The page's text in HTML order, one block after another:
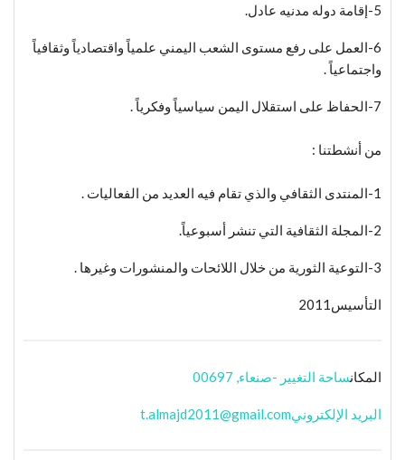
5-إقامة دوله مدنيه عادل.
6-العمل على رفع مستوى الشعب اليمني علمياً واقتصادياً وثقافياً
واجتماعياً .
7-الحفاظ على استقلال اليمن سياسياً وفكرياً .
من أنشطتنا :
1-المنتدى الثقافي والذي تقام فيه العديد من الفعاليات .
2-المجلة الثقافية التي تنشر أسبوعياً.
3-التوعية الثورية من خلال اللائحات والمنشورات وغيرها .
التأسيس2011
المكانساحة التغيير -صنعاء, 00697
البريد الإلكترونيt.almajd2011@gmail.com